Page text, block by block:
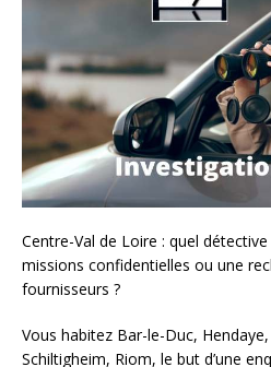
Centre-Val de Loire : quel
missions confidentielles ou une
fournisseurs ?
Vous habitez Bar-le-Duc,
Schiltigheim, Riom, le but d’une